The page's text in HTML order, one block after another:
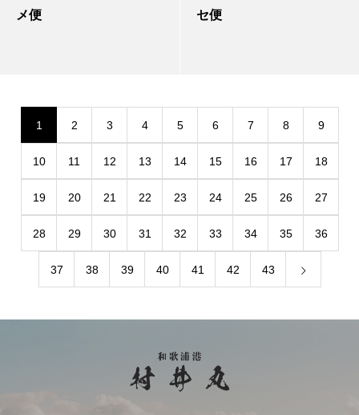
メ便
セ便
1 2 3 4 5 6 7 8 9
10 11 12 13 14 15 16 17 18
19 20 21 22 23 24 25 26 27
28 29 30 31 32 33 34 35 36
37 38 39 40 41 42 43